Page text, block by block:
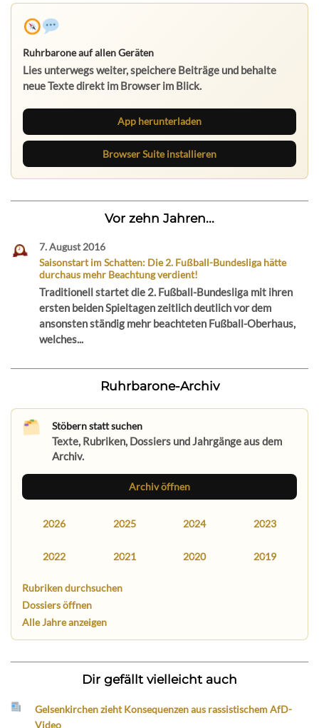
Ruhrbarone auf allen Geräten
Lies unterwegs weiter, speichere Beiträge und behalte
neue Texte direkt im Browser im Blick.
App herunterladen
Browser Suite installieren
Vor zehn Jahren...
7. August 2016
Saisonstart im Schatten: Die 2. Fußball-Bundesliga hätte
durchaus mehr Beachtung verdient!
Traditionell startet die 2. Fußball-Bundesliga mit ihren
ersten beiden Spieltagen zeitlich deutlich vor dem
ansonsten ständig mehr beachteten Fußball-Oberhaus,
welches...
Ruhrbarone-Archiv
Stöbern statt suchen
Texte, Rubriken, Dossiers und Jahrgänge aus dem
Archiv.
Archiv öffnen
2026 2025 2024 2023
2022 2021 2020 2019
Rubriken durchsuchen
Dossiers öffnen
Alle Jahre anzeigen
Dir gefällt vielleicht auch
Gelsenkirchen zieht Konsequenzen aus rassistischem AfD-
Video